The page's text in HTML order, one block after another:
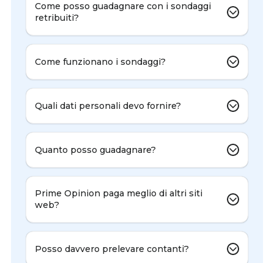
Come posso guadagnare con i sondaggi
retribuiti?
Come funzionano i sondaggi?
Quali dati personali devo fornire?
Quanto posso guadagnare?
Prime Opinion paga meglio di altri siti
web?
Posso davvero prelevare contanti?